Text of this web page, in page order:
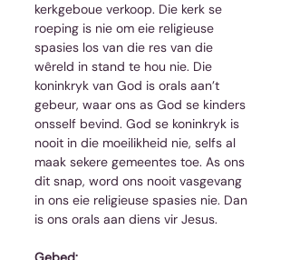
kerkgeboue verkoop. Die kerk se
roeping is nie om eie religieuse
spasies los van die res van die
wêreld in stand te hou nie. Die
koninkryk van God is orals aan’t
gebeur, waar ons as God se kinders
onsself bevind. God se koninkryk is
nooit in die moeilikheid nie, selfs al
maak sekere gemeentes toe. As ons
dit snap, word ons nooit vasgevang
in ons eie religieuse spasies nie. Dan
is ons orals aan diens vir Jesus.